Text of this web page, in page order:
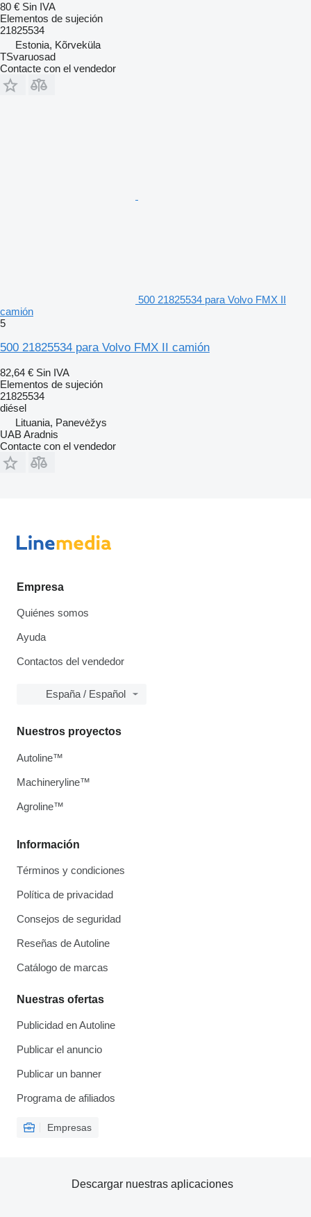
80 € Sin IVA
Elementos de sujeción
21825534
Estonia, Kõrveküla
TSvaruosad
Contacte con el vendedor
500 21825534 para Volvo FMX II
camión
5
500 21825534 para Volvo FMX II camión
82,64 € Sin IVA
Elementos de sujeción
21825534
diésel
Lituania, Panevėžys
UAB Aradnis
Contacte con el vendedor
Empresa
Quiénes somos
Ayuda
Contactos del vendedor
España / Español
Información
Términos y condiciones
Política de privacidad
Consejos de seguridad
Reseñas de Autoline
Catálogo de marcas
Nuestras ofertas
Publicidad en Autoline
Publicar el anuncio
Publicar un banner
Programa de afiliados
Empresas
Nuestros proyectos
Autoline™
Machineryline™
Agroline™
Descargar nuestras aplicaciones